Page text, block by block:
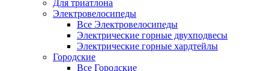
Для триатлона
Электровелосипеды
Все Электровелосипеды
Электрические горные двухподвесы
Электрические горные хардтейлы
Городские
Все Городские